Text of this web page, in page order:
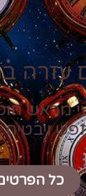
עזרה
מראש
כל